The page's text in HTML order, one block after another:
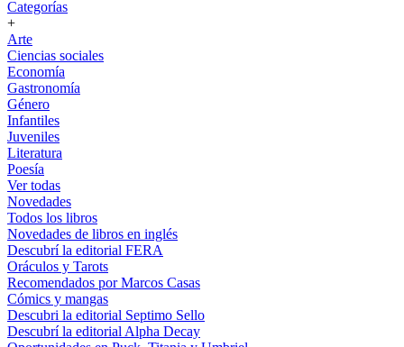
Categorías
+
Arte
Ciencias sociales
Economía
Gastronomía
Género
Infantiles
Juveniles
Literatura
Poesía
Ver todas
Novedades
Todos los libros
Novedades de libros en inglés
Descubrí la editorial FERA
Oráculos y Tarots
Recomendados por Marcos Casas
Cómics y mangas
Descubri la editorial Septimo Sello
Descubrí la editorial Alpha Decay